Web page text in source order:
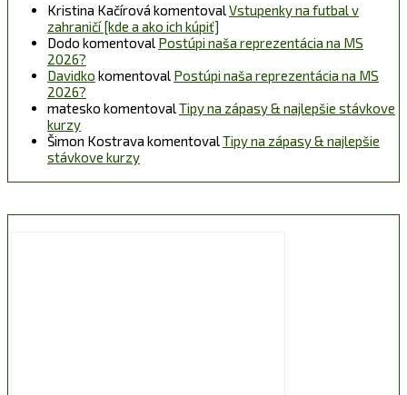
Kristina Kačírová komentovalVstupenky na futbal v
zahraničí [kde a ako ich kúpiť]
Dodo komentoval Postúpi naša reprezentácia na MS
2026?
Davidko komentoval Postúpi naša reprezentácia na MS
2026?
matesko komentovalTipy na zápasy & najlepšie stávkove
kurzy
Šimon Kostrava komentovalTipy na zápasy & najlepšie
stávkove kurzy